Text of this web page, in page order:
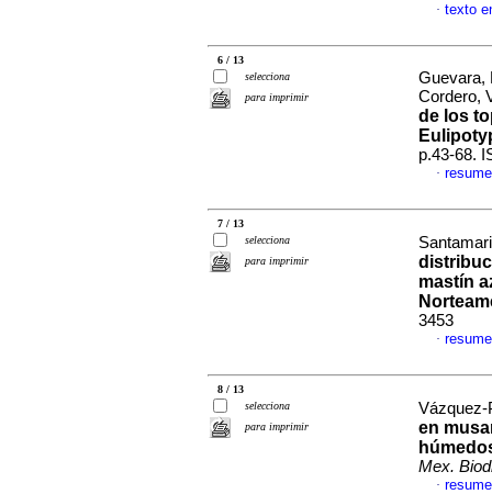
· texto
6 / 13
selecciona
para imprimir
Guevara,
Cordero,
de los
p.43-68.
·
7 / 13
selecciona
para imprimir
mastín
3453
·
8 / 13
selecciona
para imprimir
en
Mex.
·